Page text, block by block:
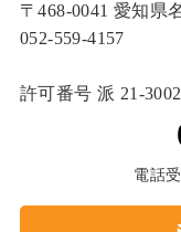
〒468-0041 愛知県
052-559-4157
許可番号 派 21-
電話